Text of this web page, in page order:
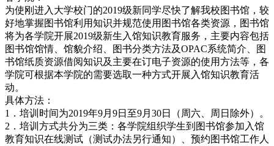
为使刚进入大学校门的2019级新同学尽快了解我校图书馆，较
好地掌握图书馆利用知识并规范使用图书馆各类资源，图书馆
将为各学院开展2019级新生入馆知识教育服务，主要内容包括
图书馆馆情、馆貌介绍、图书分类方法及OPAC系统简介、图
书馆纸质资源借阅知识及主要在订电子资源的使用方法等，各
学院可根据本学院的需要选取一种方式开展入馆知识教育活
动。
具体方法：
1．培训时间为2019年9月9日至9月30日（周六、周日除外）。
2．培训方式共分为三类：各学院组织学生到图书馆参加入馆
教育知识在线测试（测试办法另行通知）、预约图书馆工作人